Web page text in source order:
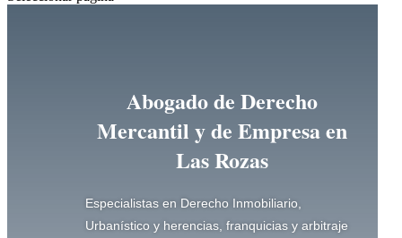
Abogado de Derecho
Mercantil y de Empresa en
Las Rozas
Especialistas en Derecho Inmobiliario,
Urbanístico y herencias, franquicias y arbitraje